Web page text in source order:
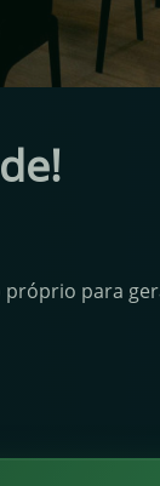
para